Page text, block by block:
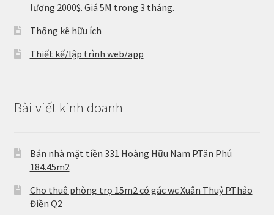
lương 2000$. Giá 5M trong 3 tháng.
Thống kê hữu ích
Thiết kế/lập trình web/app
Bài viết kinh doanh
Bán nhà mặt tiền 331 Hoàng Hữu Nam P.Tân Phú
184.45m2
Cho thuê phòng trọ 15m2 có gác wc Xuân Thuỷ P.Thảo
Điền Q2